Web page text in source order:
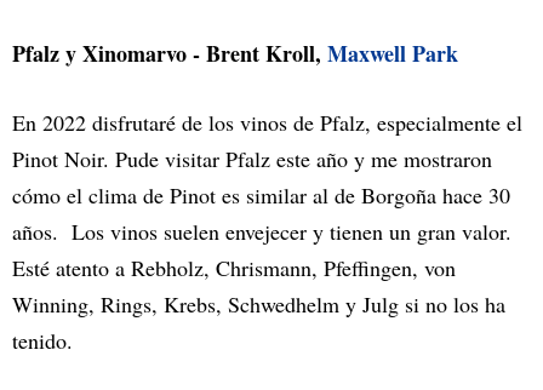
Pfalz y Xinomarvo - Brent Kroll, Maxwell Park
En 2022 disfrutaré de los vinos de Pfalz, especialmente el
Pinot Noir. Pude visitar Pfalz este año y me mostraron
cómo el clima de Pinot es similar al de Borgoña hace 30
años. Los vinos suelen envejecer y tienen un gran valor.
Esté atento a Rebholz, Chrismann, Pfeffingen, von
Winning, Rings, Krebs, Schwedhelm y Julg si no los ha
tenido.